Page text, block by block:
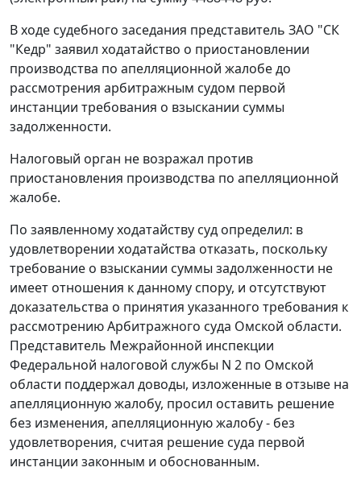
В ходе судебного заседания представитель ЗАО "СК
"Кедр" заявил ходатайство о приостановлении
производства по апелляционной жалобе до
рассмотрения арбитражным судом первой
инстанции требования о взыскании суммы
задолженности.
Налоговый орган не возражал против
приостановления производства по апелляционной
жалобе.
По заявленному ходатайству суд определил: в
удовлетворении ходатайства отказать, поскольку
требование о взыскании суммы задолженности не
имеет отношения к данному спору, и отсутствуют
доказательства о принятия указанного требования к
рассмотрению Арбитражного суда Омской области.
Представитель Межрайонной инспекции
Федеральной налоговой службы N 2 по Омской
области поддержал доводы, изложенные в отзыве на
апелляционную жалобу, просил оставить решение
без изменения, апелляционную жалобу - без
удовлетворения, считая решение суда первой
инстанции законным и обоснованным.